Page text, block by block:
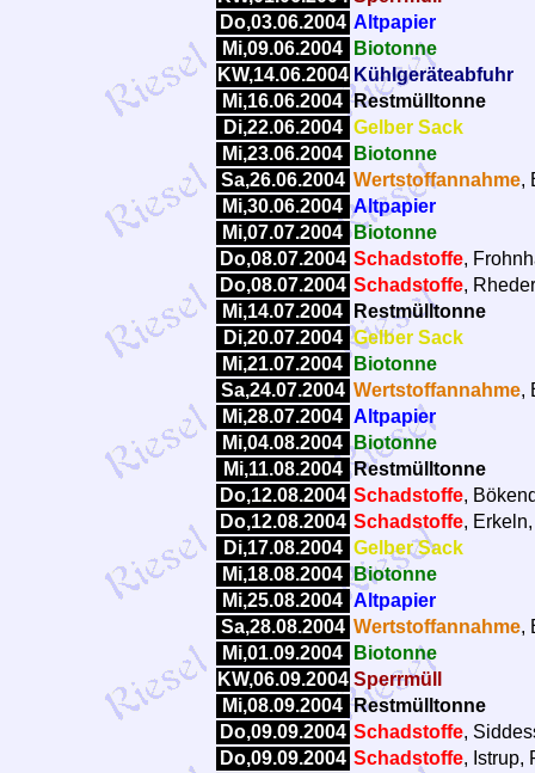
Do,03.06.2004 Altpapier
Mi,09.06.2004
Biotonne
KW,14.06.2004 Kühlgeräteabfuhr
Mi,16.06.2004 Restmülltonne
Di,22.06.2004 Gelber Sack
Mi,23.06.2004
Biotonne
Sa,26.06.2004 Wertstoffannahme,
Mi,30.06.2004 Altpapier
Mi,07.07.2004
Biotonne
Do,08.07.2004 Schadstoffe,
Do,08.07.2004 Schadstoffe,
Mi,14.07.2004
Restmülltonne
Di,20.07.2004 Gelber Sack
Mi,21.07.2004
Biotonne
Sa,24.07.2004 Wertstoffannahme,
Mi,28.07.2004 Altpapier
Mi,04.08.2004 Biotonne
Mi,11.08.2004 Restmülltonne
Do,12.08.2004 Schadstoffe,
Do,12.08.2004 Schadstoffe,
Di,17.08.2004 Gelber Sack
Mi,18.08.2004 Biotonne
Mi,25.08.2004 Altpapier
Sa,28.08.2004 Wertstoffannahme,
Mi,01.09.2004
Biotonne
KW,06.09.2004 Sperrmüll
Mi,08.09.2004 Restmülltonne
Do,09.09.2004 Schadstoffe,
Do,09.09.2004 Schadstoffe, Istrup,